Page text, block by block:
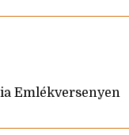
Emlékversenyen